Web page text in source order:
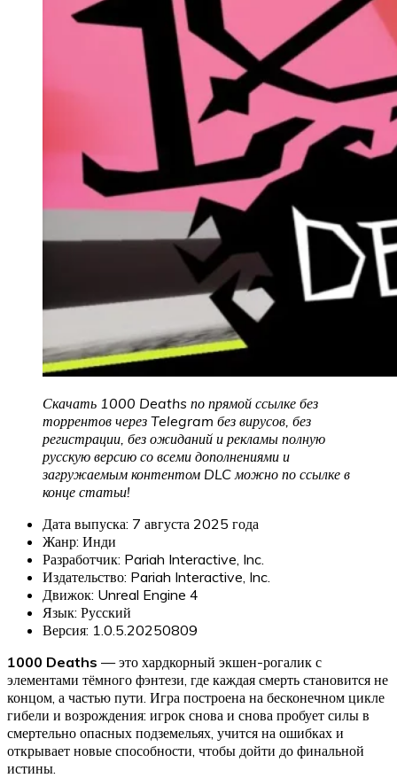
Скачать 1000 Deaths по прямой ссылке без
торрентов через Telegram без вирусов, без
регистрации, без ожиданий и рекламы полную
русскую версию со всеми дополнениями и
загружаемым контентом DLC можно по ссылке в
конце статьи!
Дата выпуска: 7 августа 2025 года
Жанр: Инди
Разработчик: Pariah Interactive, Inc.
Издательство: Pariah Interactive, Inc.
Движок: Unreal Engine 4
Язык: Русский
Версия: 1.0.5.20250809
1000 Deaths — это хардкорный экшен-рогалик с
элементами тёмного фэнтези, где каждая смерть становится не
концом, а частью пути. Игра построена на бесконечном цикле
гибели и возрождения: игрок снова и снова пробует силы в
смертельно опасных подземельях, учится на ошибках и
открывает новые способности, чтобы дойти до финальной
истины.